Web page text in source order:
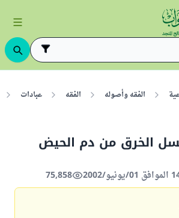
الفقه وأصوله الفقه عبادات
الخرق من دم الحيض
75,858